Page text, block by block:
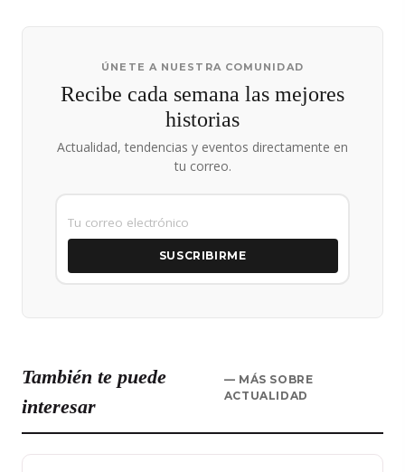
ÚNETE A NUESTRA COMUNIDAD
Recibe cada semana las mejores
historias
Actualidad, tendencias y eventos directamente en
tu correo.
SUSCRIBIRME
También te puede
interesar
— MÁS SOBRE
ACTUALIDAD